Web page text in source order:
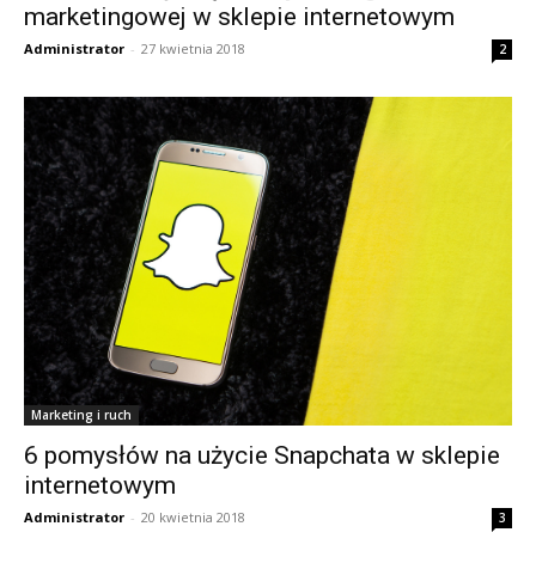
marketingowej w sklepie internetowym
Administrator - 27 kwietnia 2018 2
Marketing i ruch
6 pomysłów na użycie Snapchata w sklepie
internetowym
Administrator - 20 kwietnia 2018 3